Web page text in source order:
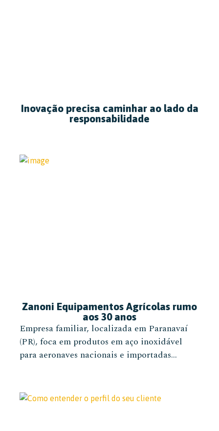
Inovação precisa caminhar ao lado da
responsabilidade
Zanoni Equipamentos Agrícolas rumo
aos 30 anos
Empresa familiar, localizada em Paranavaí
(PR), foca em produtos em aço inoxidável
para aeronaves nacionais e importadas...